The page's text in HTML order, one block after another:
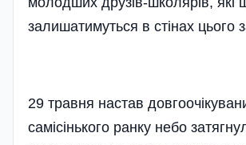
залишатимуться в стінах цього
29 травня настав
самісінького ранку небо